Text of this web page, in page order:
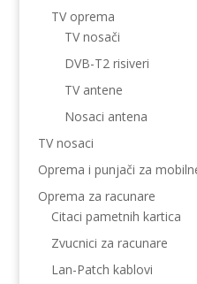
TV oprema
TV nosači
DVB-T2 risiveri
TV antene
Nosaci antena
TV nosaci
Oprema i punjači za
Oprema za racunare
Citaci pametnih kartica
Zvucnici za racunare
Lan-Patch kablovi